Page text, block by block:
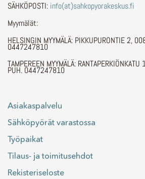
SÄHKÖPOSTI: info(at)sahkopyorakeskus.fi
Myymälät:
HELSINGIN MYYMÄLÄ: PIKKUPURONTIE 2,
0447247810
TAMPEREEN MYYMÄLÄ:
PUH. 0447247810
Asiakaspalvelu
Sähköpyörät varastossa
Työpaikat
Tilaus- ja toimitusehdot
Rekisteriseloste